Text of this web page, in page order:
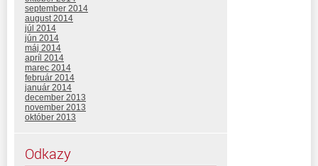
september 2014
august 2014
júl 2014
jún 2014
máj 2014
apríl 2014
marec 2014
február 2014
január 2014
december 2013
november 2013
október 2013
Odkazy